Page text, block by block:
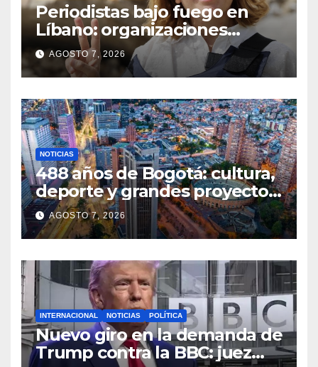
Periodistas bajo fuego en
Líbano: organizaciones
denuncian ataques y exigen
justicia
AGOSTO 7, 2026
NOTICIAS
488 años de Bogotá: cultura,
deporte y grandes proyectos
marcan el aniversario de la
capital
AGOSTO 7, 2026
INTERNACIONAL NOTICIAS POLÍTICA
Nuevo giro en la demanda de
Trump contra la BBC: juez